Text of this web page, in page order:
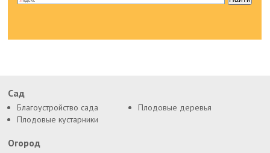
Сад
Благоустройство сада
Плодовые деревья
Плодовые кустарники
Огород